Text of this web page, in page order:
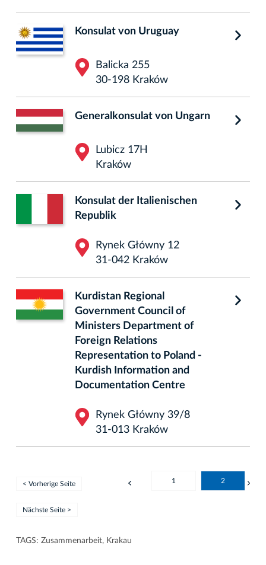
Konsulat von Uruguay
Balicka 255
30-198 Kraków
Generalkonsulat von Ungarn
Lubicz 17H
Kraków
Konsulat der Italienischen
Republik
Rynek Główny 12
31-042 Kraków
Kurdistan Regional
Government Council of
Ministers Department of
Foreign Relations
Representation to Poland -
Kurdish Information and
Documentation Centre
Rynek Główny 39/8
31-013 Kraków
< Vorherige Seite 1 2
Nächste Seite >
TAGS: Zusammenarbeit, Krakau